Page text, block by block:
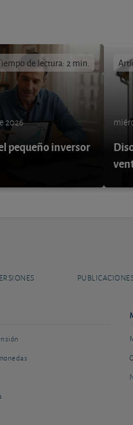
de lectura: 2 min.
2026
pequeño inversor